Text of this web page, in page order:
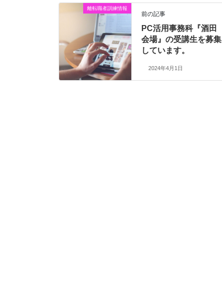
離転職者訓練情報
前の記事
PC活用事務科『酒田
会場』の受講生を募集
しています。
2024年4月1日